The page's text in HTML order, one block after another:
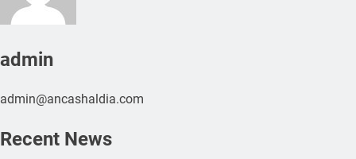
admin
admin@ancashaldia.com
Recent News